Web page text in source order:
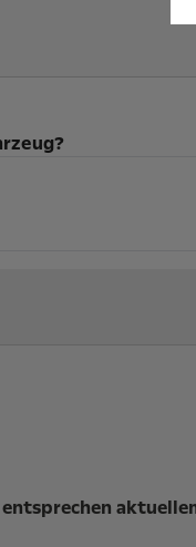
entsprechen